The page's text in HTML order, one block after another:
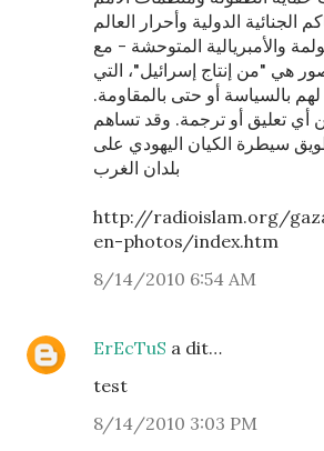
الجنائية الدولية وأحرار العالم
والأمبريالية المتوحشة - مع
هي "من إنتاج إسرائيل"، التي
لهم بالسياسة أو حتى بالمقاومة.
أي تعليق أو ترجمة. وقد تساهم
سيطرة الكيان اليهودي على
بلدان الغرب
http://radioislam.org/
en-photos/index.htm
8/14/2010 6:54 AM
ErEcTuS a dit…
test
8/14/2010 3:03 PM